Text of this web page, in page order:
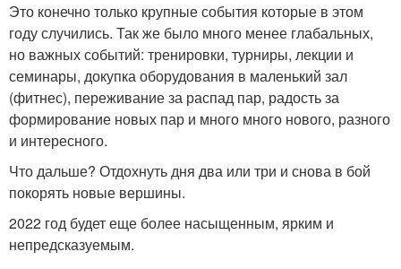
Это конечно только крупные события которые в этом
году случились. Так же было много менее глабальных,
но важных событий: тренировки, турниры, лекции и
семинары, докупка оборудования в маленький зал
(фитнес), переживание за распад пар, радость за
формирование новых пар и много много нового, разного
и интересного.
Что дальше? Отдохнуть дня два или три и снова в бой
покорять новые вершины.
2022 год будет еще более насыщенным, ярким и
непредсказуемым.